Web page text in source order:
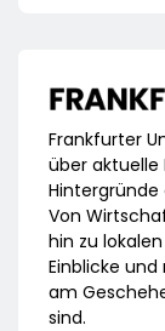
Frankfurter
über
Hintergründe
Von
hin zu
Einblicke
am
sind.